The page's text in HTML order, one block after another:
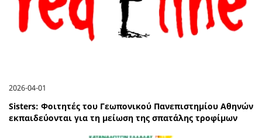
2026-04-01
Sisters: Φοιτητές του Γεωπονικού Πανεπιστημίου Αθηνών
εκπαιδεύονται για τη μείωση της σπατάλης τροφίμων